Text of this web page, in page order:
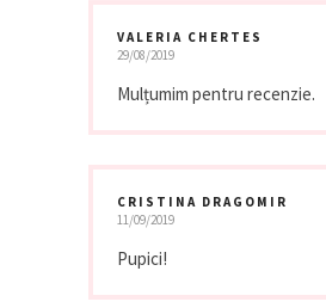
VALERIA CHERTES
29/08/2019
Mulțumim pentru recenzie.
CRISTINA DRAGOMIR
11/09/2019
Pupici!